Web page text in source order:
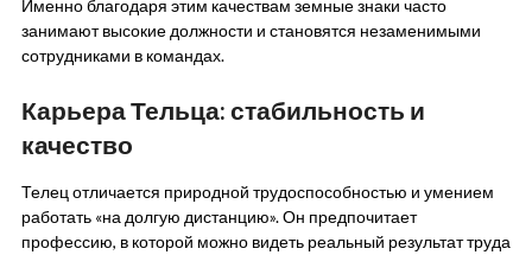
Именно благодаря этим качествам земные знаки часто
занимают высокие должности и становятся незаменимыми
сотрудниками в командах.
Карьера Тельца: стабильность и
качество
Телец отличается природной трудоспособностью и умением
работать «на долгую дистанцию». Он предпочитает
профессию, в которой можно видеть реальный результат труда